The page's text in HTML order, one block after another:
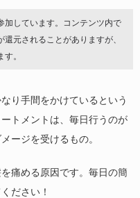
加しています。コンテンツ内で
元されることがありますが、
。
り手間をかけているという
トメントは、毎日行うのが
ージを受けるもの。
痛める原因です。毎日の簡
ださい！